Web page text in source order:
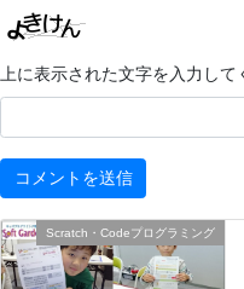
上に表示された文字を入力して
Scratch・Codeプログラミング